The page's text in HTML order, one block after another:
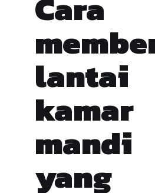
lantai
kamar
mandi
yang